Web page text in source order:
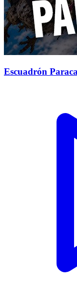
Escuadrón